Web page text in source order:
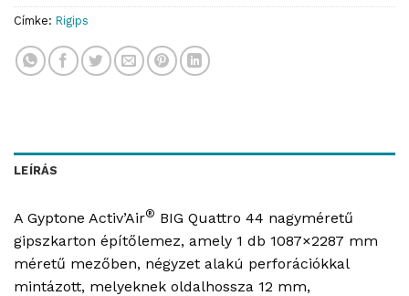
Címke: Rigips
LEÍRÁS
A Gyptone Activ’Air® BIG Quattro 44 nagyméretű
gipszkarton építőlemez, amely 1 db 1087×2287 mm
méretű mezőben, négyzet alakú perforációkkal
mintázott, melyeknek oldalhossza 12 mm,